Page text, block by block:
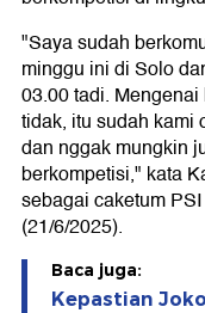
"Saya sudah
minggu ini di Solo
03.00 tadi.
tidak, itu sudah kami
dan nggak mungkin
berkompetisi," kata
sebagai caketum
(21/6/2025).
Baca juga:
Kepastian